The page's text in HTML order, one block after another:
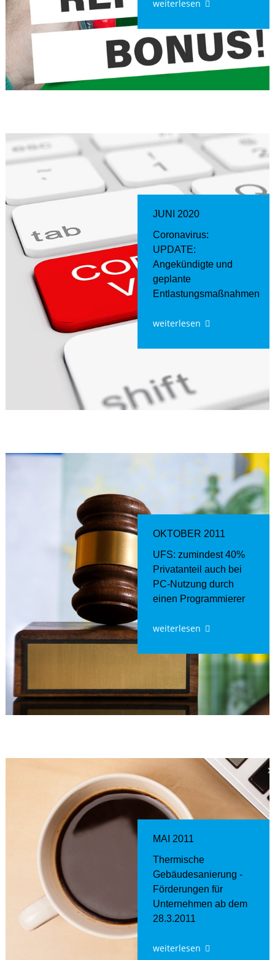
weiterlesen
JUNI 2020
Coronavirus:
UPDATE:
Angekündigte und
geplante
Entlastungsmaßnahmen
weiterlesen
OKTOBER 2011
UFS: zumindest 40%
Privatanteil auch bei
PC-Nutzung durch
einen Programmierer
weiterlesen
MAI 2011
Thermische
Gebäudesanierung -
Förderungen für
Unternehmen ab dem
28.3.2011
weiterlesen